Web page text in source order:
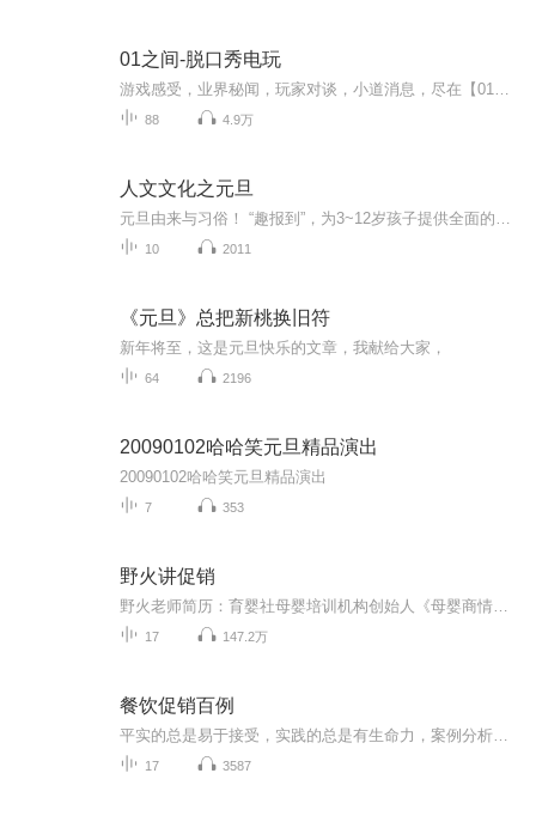
01之间-脱口秀电玩
88 4.9万
人文文化之元旦
10 2011
《元旦》总把新桃换旧符
新年将至，这是元旦快乐的文章，我献给大家，
64 2196
20090102哈哈笑元旦精品演出
20090102哈哈笑元旦精品演出
7 353
野火讲促销
17 147.2万
餐饮促销百例
17 3587